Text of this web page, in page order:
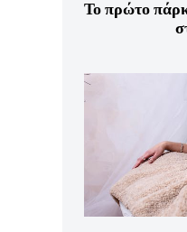
Το πρώτο